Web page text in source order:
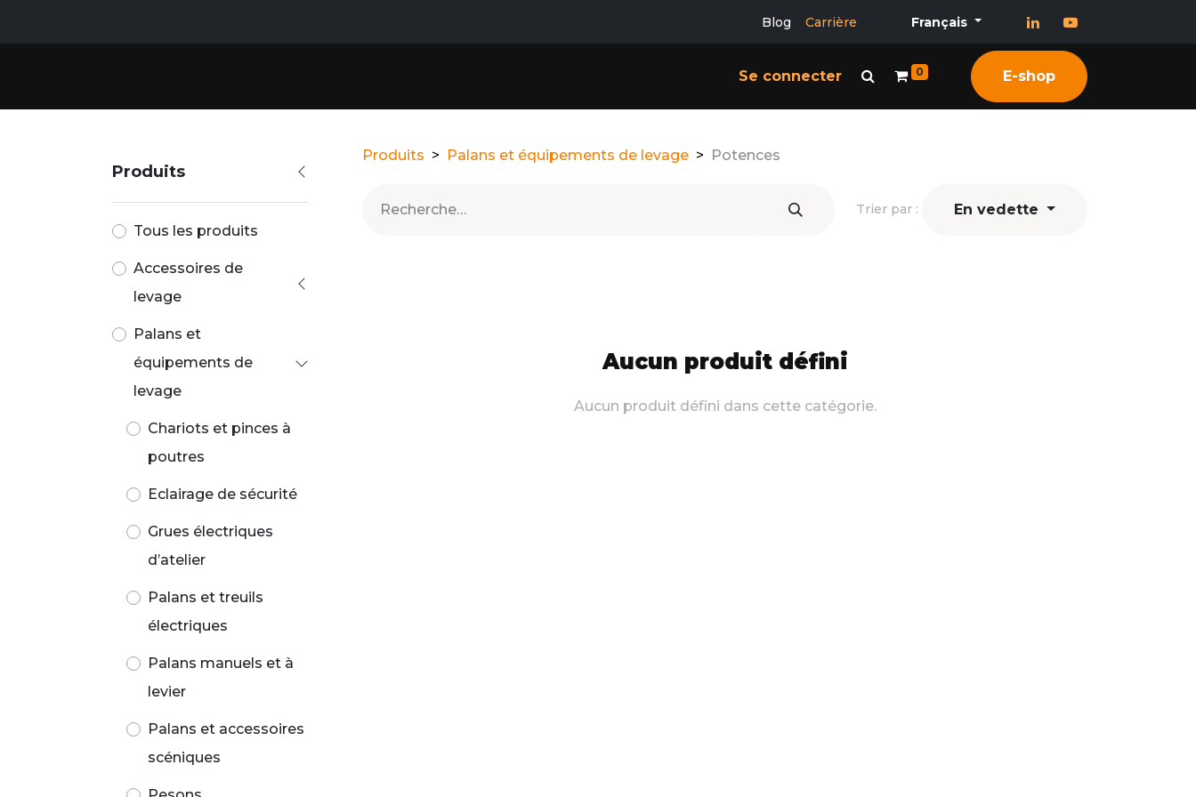
Blog Carrière Français
Se connecter 0 E-shop
Produits
Tous les produits
Accessoires de
levage
Palans et
équipements de
levage
Chariots et pinces à
poutres
Eclairage de sécurité
Grues électriques
d’atelier
Palans et treuils
électriques
Palans manuels et à
levier
Palans et accessoires
scéniques
Produits Palans et équipements de levage Potences
Trier par : En vedette
Aucun produit défini
Aucun produit défini dans cette catégorie.